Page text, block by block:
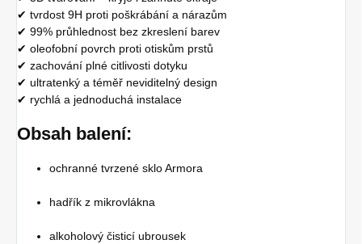
✔ tvrdost 9H proti poškrábání a nárazům
✔ 99% průhlednost bez zkreslení barev
✔ oleofobní povrch proti otiskům prstů
✔ zachování plné citlivosti dotyku
✔ ultratenký a téměř neviditelný design
✔ rychlá a jednoduchá instalace
Obsah balení:
ochranné tvrzené sklo Armora
hadřík z mikrovlákna
alkoholový čisticí ubrousek